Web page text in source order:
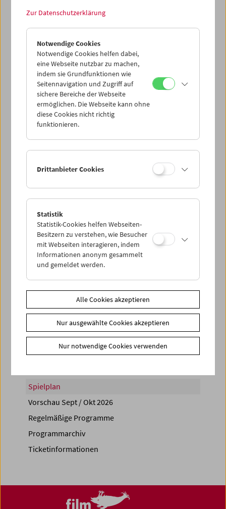
< Vorherige Woche
Mo 20.9.
Di 21.9.
Mi 22.9.
Do 23.9.
So 26.9.
PROGRAMM ÜBERBLICK
Spielplan
Vorschau Sept / Okt 2026
Regelmäßige Programme
Programmarchiv
Ticketinformationen
Zur Datenschutzerklärung
Notwendige Cookies
Notwendige Cookies helfen dabei,
eine Webseite nutzbar zu machen,
indem sie Grundfunktionen wie
Seitennavigation und Zugriff auf
sichere Bereiche der Webseite
ermöglichen. Die Webseite kann ohne
diese Cookies nicht richtig
funktionieren.
Drittanbieter Cookies
Statistik
Statistik-Cookies helfen Webseiten-
Besitzern zu verstehen, wie Besucher
mit Webseiten interagieren, indem
Informationen anonym gesammelt
und gemeldet werden.
Alle Cookies akzeptieren
Nur ausgewählte Cookies akzeptieren
Nur notwendige Cookies verwenden